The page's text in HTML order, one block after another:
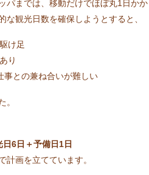
パまでは、移動だけでほぼ丸1日か
な観光日数を確保しようとすると、
け足
り
事との兼ね合いが難しい
。
6日＋予備日1日
計画を立てています。